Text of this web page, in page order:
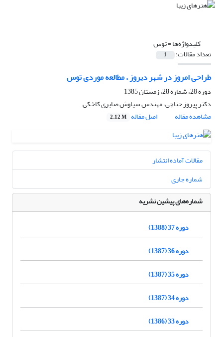
کلیدواژه‌ها =توس
تعداد مقالات: 1
طراحی امروز در شهر دیروز ، مطالعه موردی توس
دوره 28، شماره 28، زمستان 1385
دکتر پیروز حناچی، مهندس سیاوش صابری کاخکی
مشاهده مقاله
اصل مقاله 2.12 M
مقالات آماده انتشار
شماره جاری
شماره‌های پیشین نشریه
دوره 37 (1388)
دوره 36 (1387)
دوره 35 (1387)
دوره 34 (1387)
دوره 33 (1386)